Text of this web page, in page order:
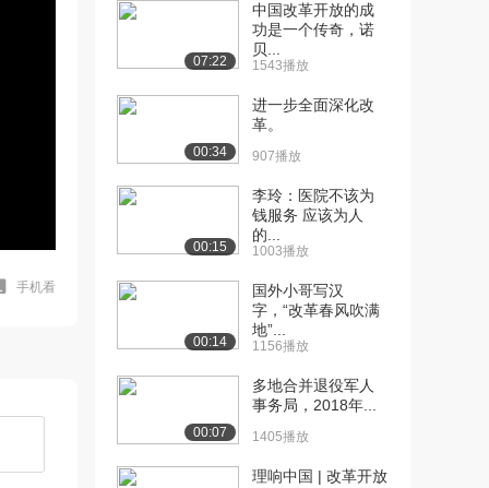
手机看
07:22
中国改革开放的成
功是一个传奇，诺
贝...
1543播放
00:34
进一步全面深化改
革。
907播放
00:15
李玲：医院不该为
钱服务 应该为人
的...
1003播放
00:14
国外小哥写汉
字，“改革春风吹满
地”...
1156播放
00:07
多地合并退役军人
事务局，2018年...
1405播放
理响中国 | 改革开放